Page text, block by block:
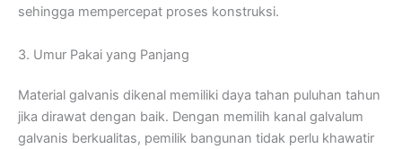
sehingga mempercepat proses konstruksi.
3. Umur Pakai yang Panjang
Material galvanis dikenal memiliki daya tahan puluhan tahun
jika dirawat dengan baik. Dengan memilih kanal galvalum
galvanis berkualitas, pemilik bangunan tidak perlu khawatir